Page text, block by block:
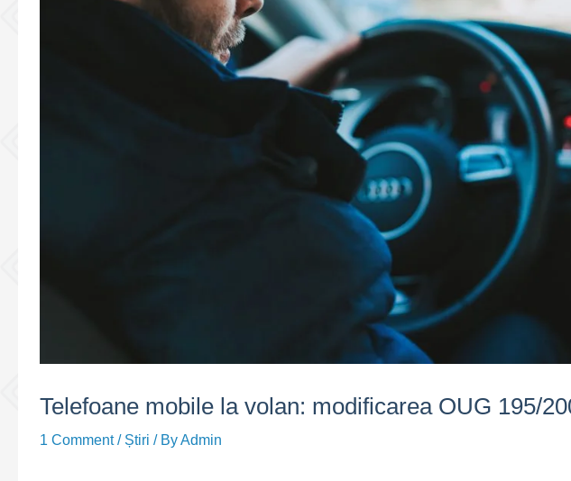
Telefoane mobile la volan: modificarea OUG 195/
1 Comment / Știri / ByAdmin